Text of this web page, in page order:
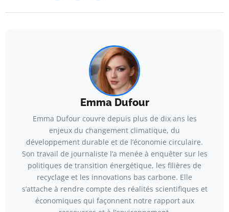
Emma Dufour
Emma Dufour couvre depuis plus de dix ans les
enjeux du changement climatique, du
développement durable et de l’économie circulaire.
Son travail de journaliste l’a menée à enquêter sur les
politiques de transition énergétique, les filières de
recyclage et les innovations bas carbone. Elle
s’attache à rendre compte des réalités scientifiques et
économiques qui façonnent notre rapport aux